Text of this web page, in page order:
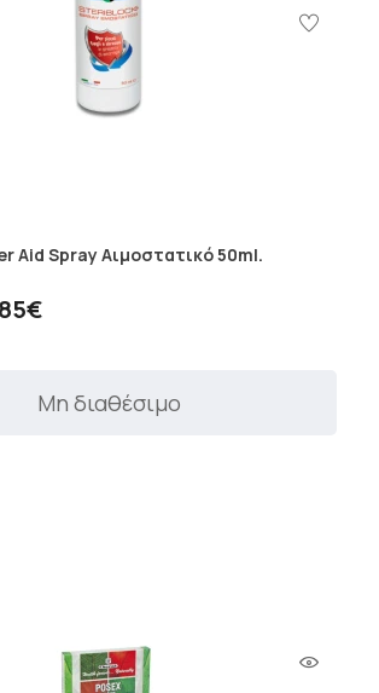
Aid Spray Αιμοστατικό 50ml.
Μη διαθέσιμο